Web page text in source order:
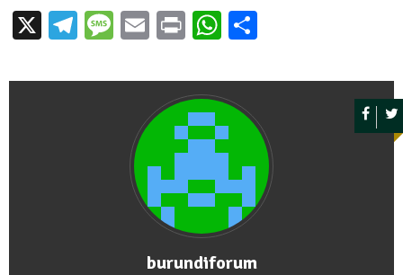
X Telegram
Message
EmailPrintWhatsApp
burundiforum